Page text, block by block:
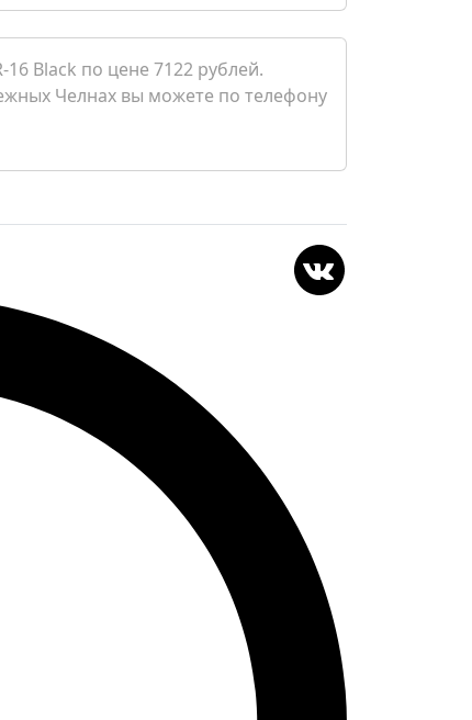
Black по цене 7122 рублей.
Челнах вы можете по телефону